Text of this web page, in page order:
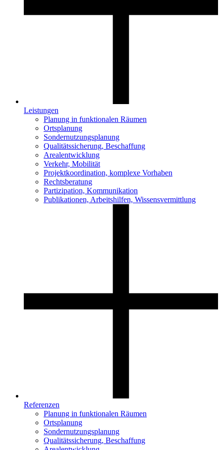
Leistungen
Planung in funktionalen Räumen
Ortsplanung
Sondernutzungsplanung
Qualitätssicherung, Beschaffung
Arealentwicklung
Verkehr, Mobilität
Projektkoordination, komplexe Vorhaben
Rechtsberatung
Partizipation, Kommunikation
Publikationen, Arbeitshilfen, Wissensvermittlung
Referenzen
Planung in funktionalen Räumen
Ortsplanung
Sondernutzungsplanung
Qualitätssicherung, Beschaffung